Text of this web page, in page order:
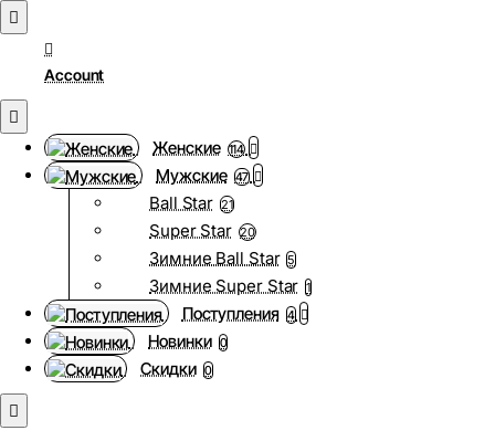
Account
Женские 114
Мужские 47
Ball Star 21
Super Star 20
Зимние Ball Star 5
Зимние Super Star 1
Поступления 4
Новинки 0
Скидки 0